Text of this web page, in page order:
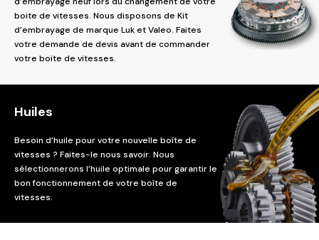
boite de vitesses. Nous disposons de Kit
d’embrayage de marque Luk et Valeo. Faites
votre demande de devis avant de commander
votre boite de vitesses.
Huiles
Besoin d’huile pour votre nouvelle boîte de
vitesses ? Faites-le nous savoir. Nous
sélectionnerons l’huile optimale pour garantir le
bon fonctionnement de votre boîte de
vitesses.